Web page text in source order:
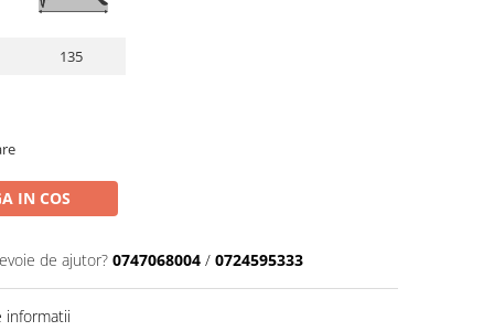
135
IN COS
de ajutor? 0747068004 / 0724595333
informatii